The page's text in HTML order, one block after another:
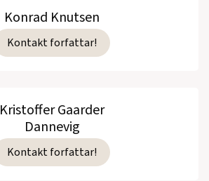
Konrad Knutsen
Kontakt forfattar!
Kristoffer Gaarder
Dannevig
Kontakt forfattar!